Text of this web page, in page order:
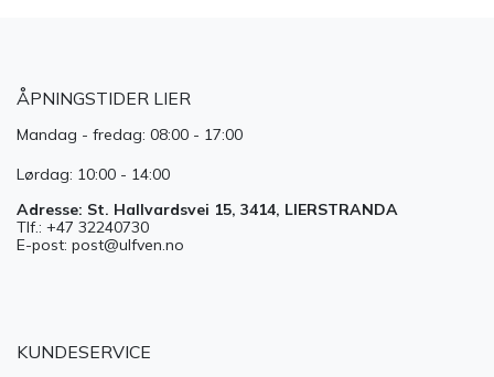
ÅPNINGSTIDER LIER
Mandag - fredag: 08:00 - 17:00
Lørdag: 10:00 - 14:00
Adresse: St. Hallvardsvei 15, 3414, LIERSTRANDA
Tlf.: +47 32240730
E-post: post@ulfven.no
KUNDESERVICE